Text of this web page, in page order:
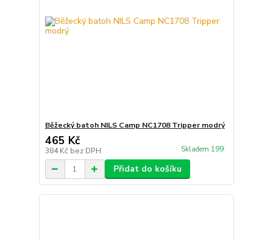
Běžecký batoh NILS Camp NC1708 Tripper modrý
465 Kč
384 Kč bez DPH Skladem 199
Přidat do košíku